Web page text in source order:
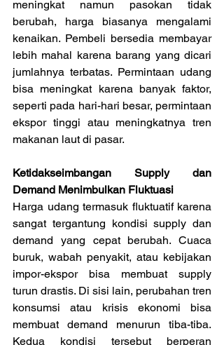
meningkat namun pasokan tidak
berubah, harga biasanya mengalami
kenaikan. Pembeli bersedia membayar
lebih mahal karena barang yang dicari
jumlahnya terbatas. Permintaan udang
bisa meningkat karena banyak faktor,
seperti pada hari-hari besar, permintaan
ekspor tinggi atau meningkatnya tren
makanan laut di pasar.
Ketidakseimbangan Supply dan
Demand Menimbulkan Fluktuasi
Harga udang termasuk fluktuatif karena
sangat tergantung kondisi supply dan
demand yang cepat berubah. Cuaca
buruk, wabah penyakit, atau kebijakan
impor-ekspor bisa membuat supply
turun drastis. Di sisi lain, perubahan tren
konsumsi atau krisis ekonomi bisa
membuat demand menurun tiba-tiba.
Kedua kondisi tersebut berperan